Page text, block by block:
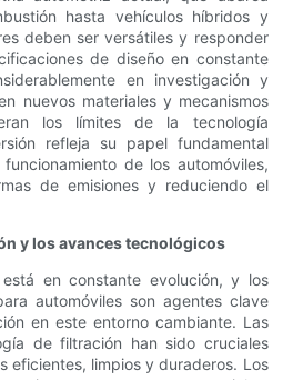
hasta vehículos híbridos y
deben ser versátiles y responder
de diseño en constante
en investigación y
nuevos materiales y mecanismos
los límites de la tecnología
refleja su papel fundamental
de los automóviles,
de emisiones y reduciendo el
y los avances tecnológicos
en constante evolución, y los
automóviles son agentes clave
en este entorno cambiante. Las
de filtración han sido cruciales
eficientes, limpios y duraderos. Los